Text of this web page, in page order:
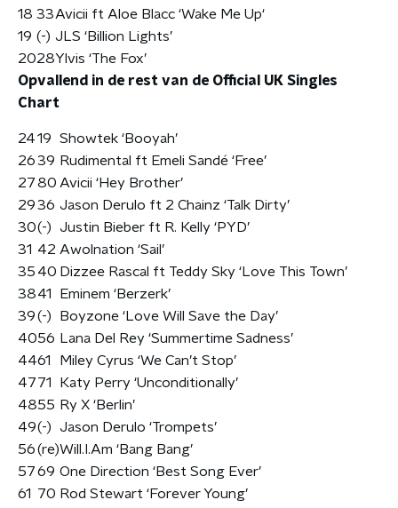
18 33Avicii ft Aloe Blacc ‘Wake Me Up‘
19 (-) JLS ‘Billion Lights’
2028Ylvis ‘The Fox’
Opvallend in de rest van de Official UK Singles
Chart
2419
Showtek ‘Booyah’
2639 Rudimental ft Emeli Sandé ‘Free’
2780 Avicii ‘Hey Brother’
2936 Jason Derulo ft 2 Chainz ‘Talk Dirty’
30(-)
Justin Bieber ft R. Kelly ‘PYD’
31 42 Awolnation ‘Sail’
35 40 Dizzee Rascal ft Teddy Sky ‘Love This Town’
3841
Eminem ‘Berzerk’
39(-)
Boyzone ‘Love Will Save the Day’
4056 Lana Del Rey ‘Summertime Sadness’
4461
Miley Cyrus ‘We Can’t Stop’
4771
Katy Perry ‘Unconditionally’
4855 Ry X ‘Berlin’
49(-)
Jason Derulo ‘Trompets’
56(re)Will.I.Am ‘Bang Bang’
5769 One Direction ‘Best Song Ever’
61
70 Rod Stewart ‘Forever Young’